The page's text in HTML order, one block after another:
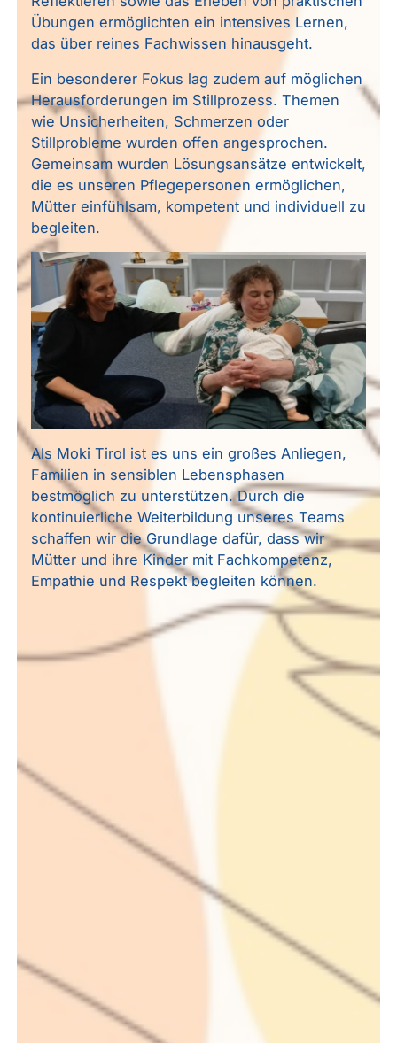
Übungen ermöglichten ein intensives Lernen,
das über reines Fachwissen hinausgeht.
Ein besonderer Fokus lag zudem auf möglichen
Herausforderungen im Stillprozess. Themen
wie Unsicherheiten, Schmerzen oder
Stillprobleme wurden offen angesprochen.
Gemeinsam wurden Lösungsansätze entwickelt,
die es unseren Pflegepersonen ermöglichen,
Mütter einfühlsam, kompetent und individuell zu
begleiten.
Als Moki Tirol ist es uns ein großes Anliegen,
Familien in sensiblen Lebensphasen
bestmöglich zu unterstützen. Durch die
kontinuierliche Weiterbildung unseres Teams
schaffen wir die Grundlage dafür, dass wir
Mütter und ihre Kinder mit Fachkompetenz,
Empathie und Respekt begleiten können.